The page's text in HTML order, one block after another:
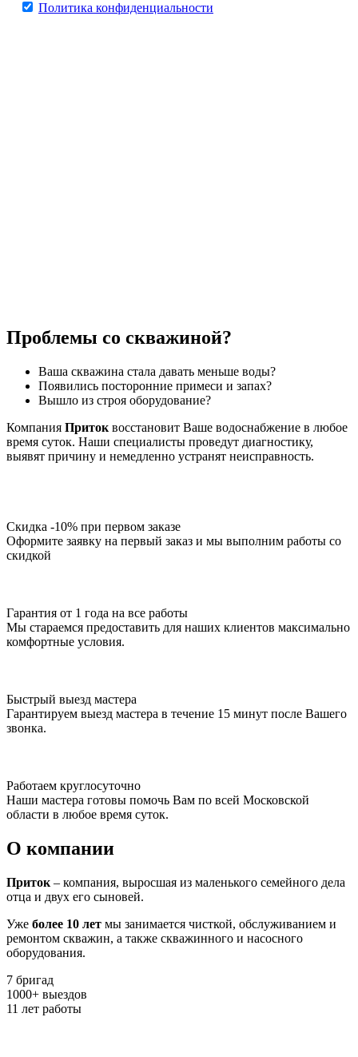
Политика конфиденциальности
Проблемы со скважиной?
Ваша скважина стала давать меньше воды?
Появились посторонние примеси и запах?
Вышло из строя оборудование?
Компания Приток восстановит Ваше водоснабжение в любое
время суток. Наши специалисты проведут диагностику,
выявят причину и немедленно устранят неисправность.
Скидка -10% при первом заказе
Оформите заявку на первый заказ и мы выполним работы со
скидкой
Гарантия от 1 года на все работы
Мы стараемся предоставить для наших клиентов максимально
комфортные условия.
Быстрый выезд мастера
Гарантируем выезд мастера в течение 15 минут после Вашего
звонка.
Работаем круглосуточно
Наши мастера готовы помочь Вам по всей Московской
области в любое время суток.
О компании
Приток – компания, выросшая из маленького семейного дела
отца и двух его сыновей.
Уже более 10 лет мы занимается чисткой, обслуживанием и
ремонтом скважин, а также скважинного и насосного
оборудования.
7 бригад
1000+ выездов
11 лет работы